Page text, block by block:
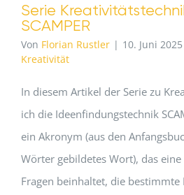
Serie
SCAMPER
Von Florian Rustler | 10. Juni 2025
Kreativität
In diesem Artikel der Serie zu
ich die Ideenfindungstechnik
ein Akronym (aus den
Wörter gebildetes Wort), das
Fragen beinhaltet, die bestimmte